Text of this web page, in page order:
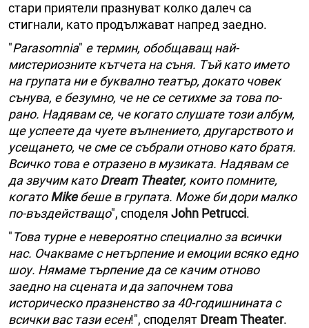
стари приятели празнуват колко далеч са
стигнали, като продължават напред заедно.
"Parasomnia" е термин, обобщаващ най-
мистериозните кътчета на съня. Тъй като името
на групата ни е буквално театър, докато човек
сънува, е безумно, че не се сетихме за това по-
рано. Надявам се, че когато слушате този албум,
ще успеете да чуете вълнението, другарството и
усещането, че сме се събрали отново като братя.
Всичко това е отразено в музиката. Надявам се
да звучим катоDream Theater, които помните,
когатоMikeбеше в групата. Може би дори малко
по-въздействащо", споделя John Petrucci.
"Това турне е невероятно специално за всички
нас. Очакваме с нетърпение и емоции всяко едно
шоу. Нямаме търпение да се качим отново
заедно на сцената и да започнем това
историческо празненство за 40-годишнината с
всички вас тази есен!", споделят Dream Theater.